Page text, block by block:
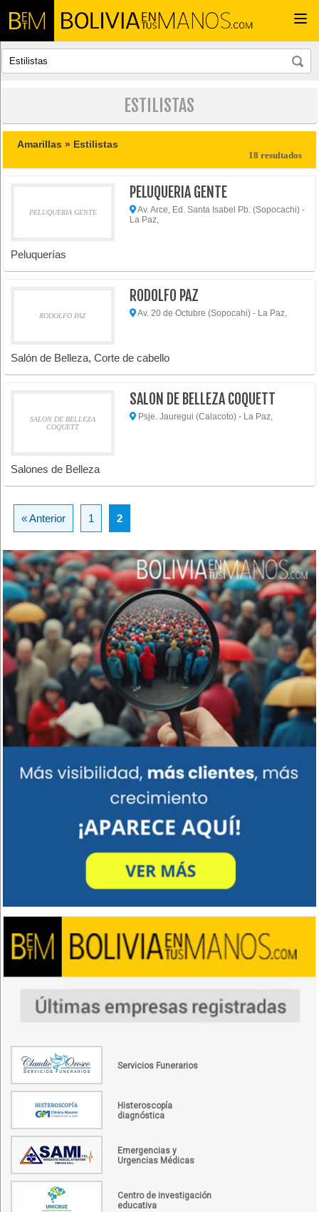
ESTILISTAS
Amarillas » Estilistas
18 resultados
PELUQUERIA GENTE
PELUQUERIA GENTE
Av. Arce, Ed. Santa Isabel Pb. (Sopocachi) -
La Paz,
Peluquerías
RODOLFO PAZ
RODOLFO PAZ
Av. 20 de Octubre (Sopocahi) - La Paz,
Salón de Belleza, Corte de cabello
SALON DE BELLEZA
COQUETT
SALON DE BELLEZA COQUETT
Psje. Jauregui (Calacoto) - La Paz,
Salones de Belleza
« Anterior 1 2
Servicios Funerarios
Histeroscopía
diagnóstica
Emergencias y
Urgencias Médicas
Centro de investigación
educativa